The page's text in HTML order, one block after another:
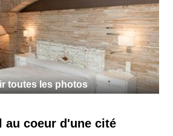
au coeur d'une cité
toutes les photos